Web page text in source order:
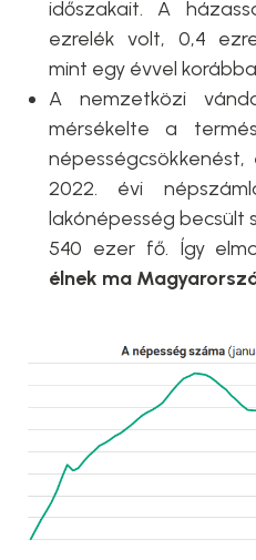
időszakait. A
ezrelék volt, 0,4
mint egy évvel
A nemzetközi
mérsékelte a
2022. évi
lakónépesség becsült
540 ezer fő. Így
élnek ma